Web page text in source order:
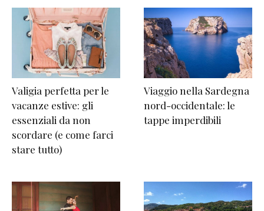
Valigia perfetta per le
vacanze estive: gli
essenziali da non
scordare (e come farci
stare tutto)
Viaggio nella Sardegna
nord-occidentale: le
tappe imperdibili